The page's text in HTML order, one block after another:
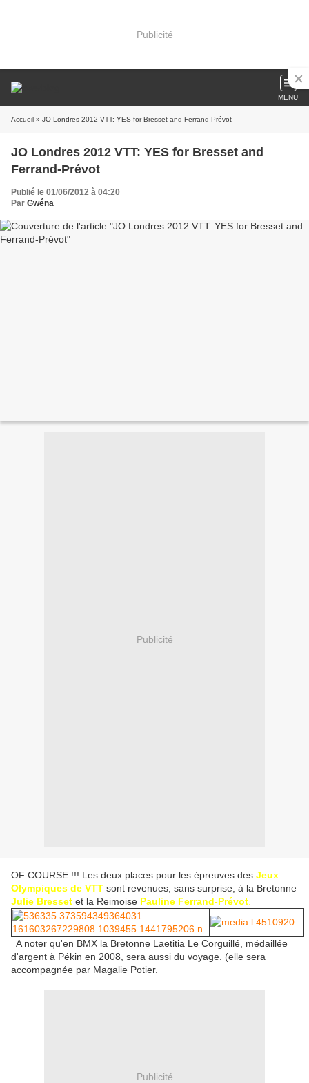
Publicité
MENU
Accueil » JO Londres 2012 VTT: YES for Bresset and Ferrand-Prévot
JO Londres 2012 VTT: YES for Bresset and
Ferrand-Prévot
Publié le 01/06/2012 à 04:20
Par Gwéna
Publicité
OF COURSE !!! Les deux places pour les épreuves des Jeux
Olympiques de VTT sont revenues, sans surprise, à la Bretonne
Julie Bresset et la Reimoise Pauline Ferrand-Prévot
A noter qu'en BMX la Bretonne Laetitia Le Corguillé, médaillée
d'argent à Pékin en 2008, sera aussi du voyage. (elle sera
accompagnée par Magalie Potier.
Publicité